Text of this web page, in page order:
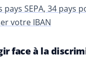
pays SEPA, 34 pays
votre IBAN
face à la